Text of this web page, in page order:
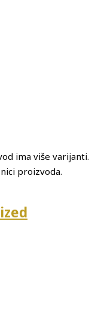
ima više varijanti.
proizvoda.